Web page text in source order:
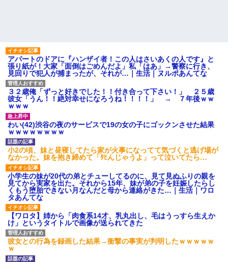
アパートのドアに『ハンザイ者！この人はさいあくの人です』と
張り紙が！大家「面倒はごめんだよ」私「はあ」→警察に行き、
見回りで犯人が捕まったが、それが…｜生活｜ヌルポあんてな
３２歳俺「ずっと好きでした！！付き合って下さい！」 ２５歳
彼女「うん！！絶対幸せになろうね！！！！」 → ７年後ｗｗ
ｗｗｗ
わい(42)渋谷の夜のサービスで19の女の子にゴックンさせた結果
ｗｗｗｗｗｗｗｗ
小2の頃、妹と昼寝してたら家が火事になってて気づくと逃げ場が
なかった。妹を抱き締めて「ﾀﾋんじゃうよ」って泣いてたら…
小学生の妹が20代の弟とチューしてるのに、見て見ぬふりの親を
見てから実家を出た。それから15年、妹が弟の子を妊娠したらし
くもう堕胎できない月なんだと母から連絡がきた…｜生活｜ワロ
タあんてな
【ワロタ】姉から「肉食系14才、乳丸出し、毛はうっすら生えか
け」というタイトルで画像が送られてきた
彼女との行為を録画した結果→衝撃の事実が判明したｗｗｗｗｗ
ｗ